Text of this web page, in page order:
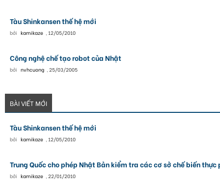
Tàu Shinkansen thế hệ mới
bởi kamikaze , 12/05/2010
Công nghệ chế tạo robot của Nhật
bởi nvhcuong ,25/03/2005
BÀI VIẾT MỚI
Tàu Shinkansen thế hệ mới
bởi kamikaze , 12/05/2010
Trung Quốc cho phép Nhật Bản kiểm tra các cơ sở chế biến thực
bởi kamikaze ,22/01/2010